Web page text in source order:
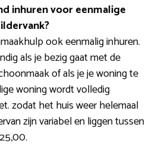
inhuren voor eenmalige
ook eenmalig inhuren.
als je bezig gaat met de
of als je je woning te
woning wordt volledig
zodat het huis weer helemaal
zijn variabel en liggen tussen